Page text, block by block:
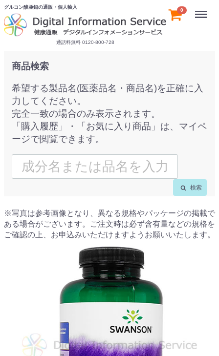
グルコン酸亜鉛の通販・個人輸入
通話料無料 0120-800-728
0 Menu
商品検索
希望する製品名(医薬品名・商品名)を正確に入
力してください。
完全一致の場合のみ表示されます。
「購入履歴」・「お気に入り商品」は、マイペ
ージで閲覧できます。
検索
※写真は参考画像となり、異なる規格やパッケージの掲載で
ある場合がございます。ご注文時は必ず含有量などの規格を
ご確認の上、お申込みいただけますようお願いいたします。